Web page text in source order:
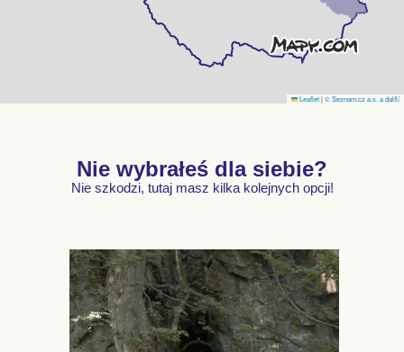
Leaflet|© Seznam.cz a.s. a další
Nie wybrałeś dla siebie?
Nie szkodzi, tutaj masz kilka kolejnych opcji!